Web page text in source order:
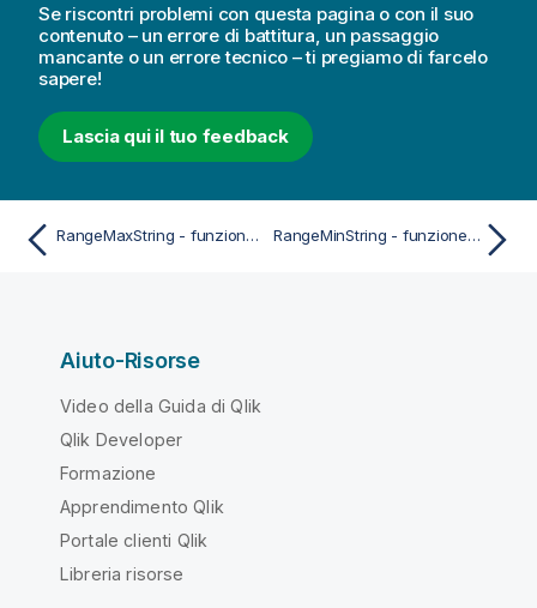
Se riscontri problemi con questa pagina o con il suo
contenuto – un errore di battitura, un passaggio
mancante o un errore tecnico – ti pregiamo di farcelo
sapere!
Lascia qui il tuo feedback
RangeMaxString - funzione dello script e del grafico RangeMinString - funzione dello script e del grafico
Aiuto-Risorse
Video della Guida di Qlik
Qlik Developer
Formazione
Apprendimento Qlik
Portale clienti Qlik
Libreria risorse